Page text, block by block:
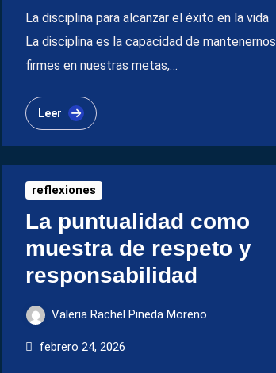
La disciplina para alcanzar el éxito en la vida
La disciplina es la capacidad de mantenernos
firmes en nuestras metas,…
Leer
reflexiones
La puntualidad como
muestra de respeto y
responsabilidad
Valeria Rachel Pineda Moreno
febrero 24, 2026